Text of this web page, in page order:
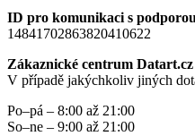
ID pro komunikaci s
14841702863820410622
Zákaznické centrum Datart.cz
V případě jakýchkoliv jiných
Po–pá – 8:00 až 21:00
So–ne – 9:00 až 21:00